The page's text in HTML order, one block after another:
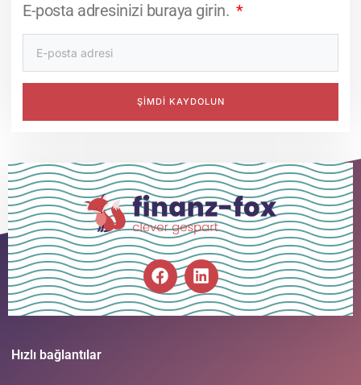
E-posta adresinizi buraya girin.
ŞIMDI KAYDOLUN
Hızlı bağlantılar